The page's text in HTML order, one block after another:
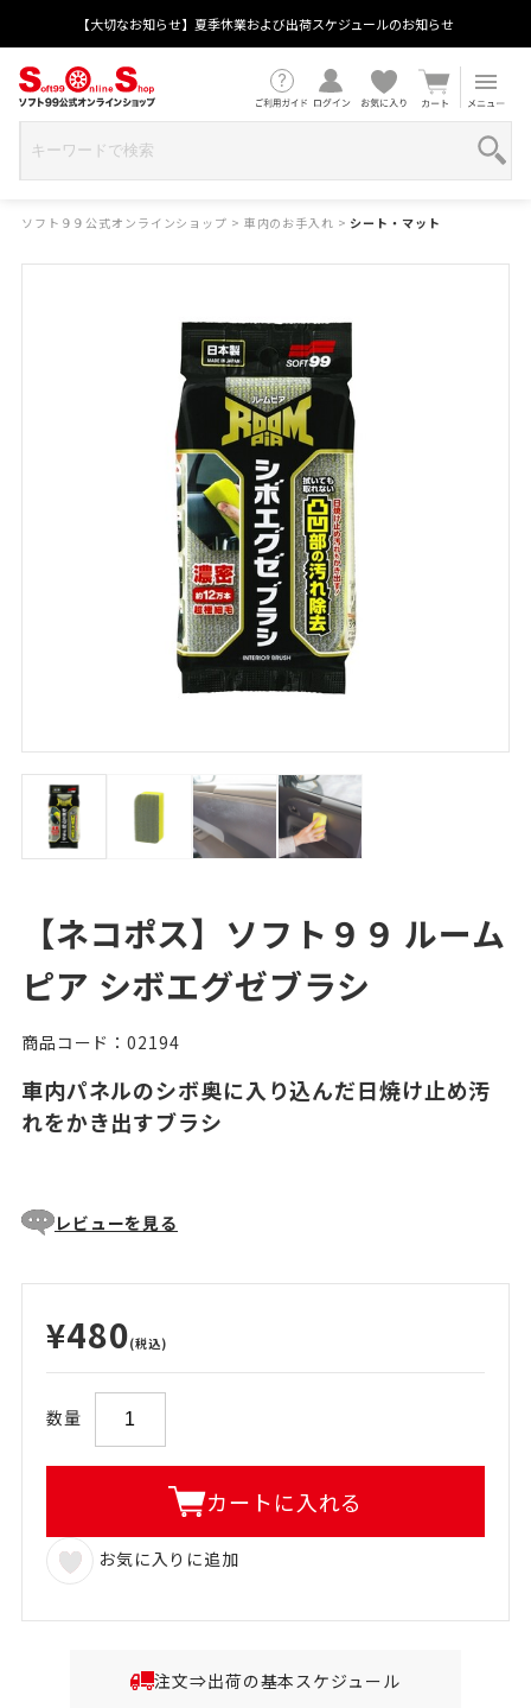
【大切なお知らせ】夏季休業および出荷スケジュールのお知らせ
ソフト９９公式オンラインショップ > 車内のお手入れ > シート・マット
【ネコポス】ソフト９９ ルーム
ピア シボエグゼブラシ
商品コード：02194
車内パネルのシボ奥に入り込んだ日焼け止め汚
れをかき出すブラシ
レビューを見る
¥480(税込)
数量
カートに入れる
お気に入りに追加
注文⇒出荷の基本スケジュール